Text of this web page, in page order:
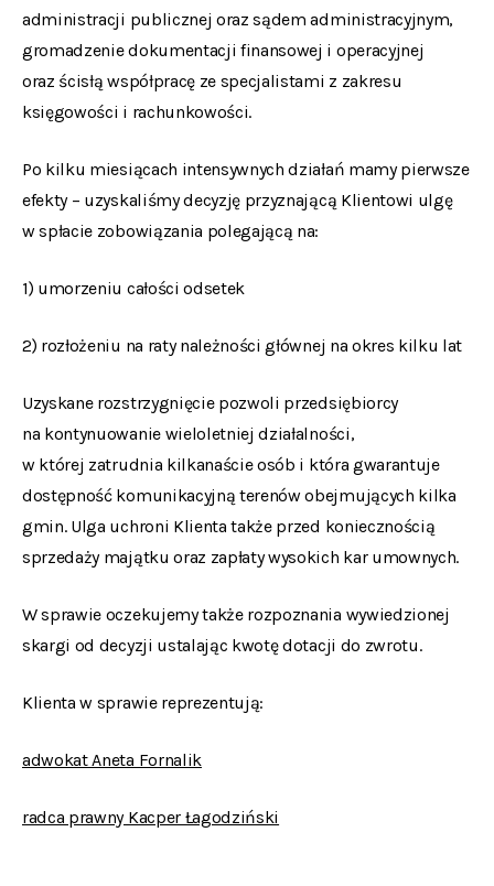
administracji publicznej oraz sądem administracyjnym,
gromadzenie dokumentacji finansowej i operacyjnej
oraz ścisłą współpracę ze specjalistami z zakresu
księgowości i rachunkowości.
Po kilku miesiącach intensywnych działań mamy pierwsze
efekty – uzyskaliśmy decyzję przyznającą Klientowi ulgę
w spłacie zobowiązania polegającą na:
1) umorzeniu całości odsetek
2) rozłożeniu na raty należności głównej na okres kilku lat
Uzyskane rozstrzygnięcie pozwoli przedsiębiorcy
na kontynuowanie wieloletniej działalności,
w której zatrudnia kilkanaście osób i która gwarantuje
dostępność komunikacyjną terenów obejmujących kilka
gmin. Ulga uchroni Klienta także przed koniecznością
sprzedaży majątku oraz zapłaty wysokich kar umownych.
W sprawie oczekujemy także rozpoznania wywiedzionej
skargi od decyzji ustalając kwotę dotacji do zwrotu.
Klienta w sprawie reprezentują:
adwokat Aneta Fornalik
radca prawny Kacper Łagodziński